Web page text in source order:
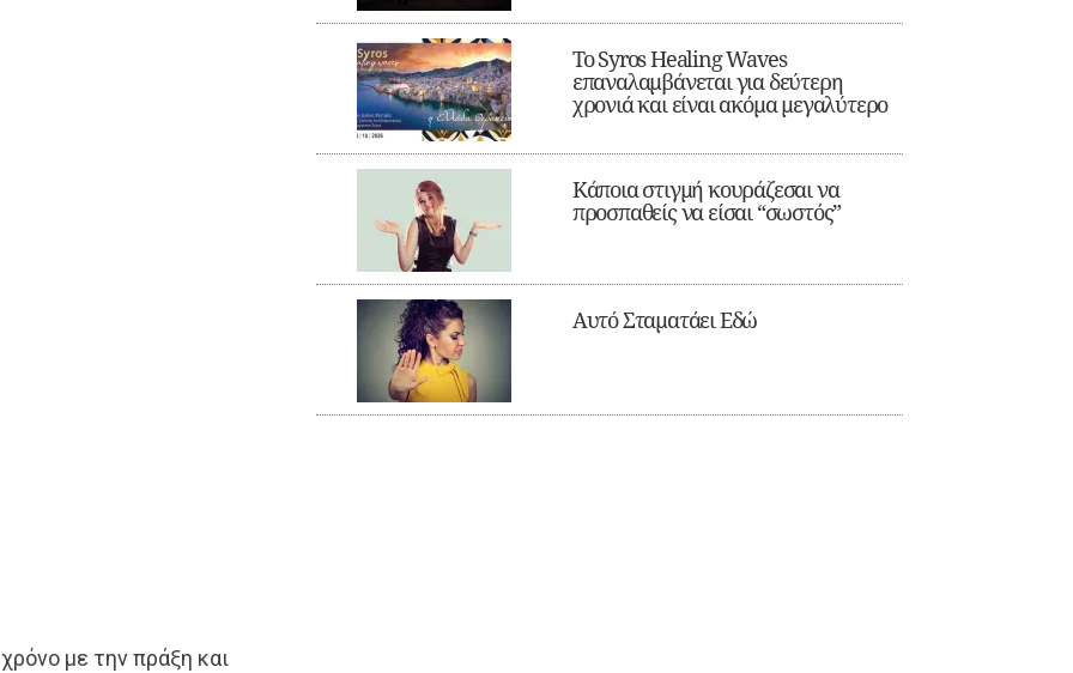
με την πράξη και
Το Syros Healing Waves
επαναλαμβάνεται για δεύτερη
χρονιά και είναι ακόμα μεγαλύτερο
Κάποια στιγμή κουράζεσαι να
προσπαθείς να είσαι “σωστός”
Αυτό Σταματάει Εδώ